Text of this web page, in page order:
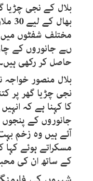
بلال کے نجی چڑیا
مختلف شفٹوں میں
ںے جانوروں کے
حاصل کر رکھی
بلال منصور خواجہ
نجی چڑیا گھر پر
کا کہنا ہے کہ
جانوروں کے
آئے ہیں وہ زخم
مسکراتے ہوئے
کے ساتھ ان کی